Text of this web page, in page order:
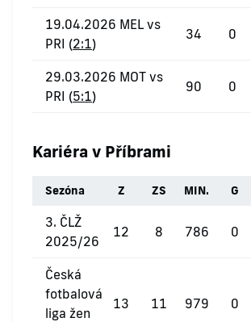
19.04.2026 MEL vs
PRI (2:1)
34 0
29.03.2026 MOT vs
PRI (5:1)
90 0
Kariéra v Příbrami
Sezóna Z ZS MIN. G
3. ČLŽ
2025/26
12 8 786 0
Česká
fotbalová
liga žen
13 11 979 0